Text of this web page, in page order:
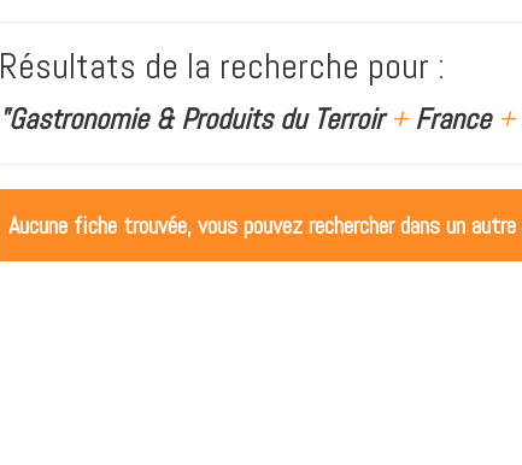
Résultats de la recherche pour :
"Gastronomie & Produits du Terroir+France +
Aucune fiche trouvée, vous pouvez rechercher dans un